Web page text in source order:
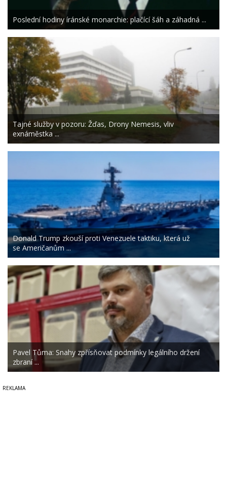
Poslední hodiny íránské monarchie: plačící šáh a záhadná ...
Tajné služby v pozoru: Žďas, Drony Nemesis, vliv
exnáměstka ...
Donald Trump zkouší proti Venezuele taktiku, která už
se Američanům ...
Pavel Tůma: Snahy zpřísňovat podmínky legálního držení
zbraní ...